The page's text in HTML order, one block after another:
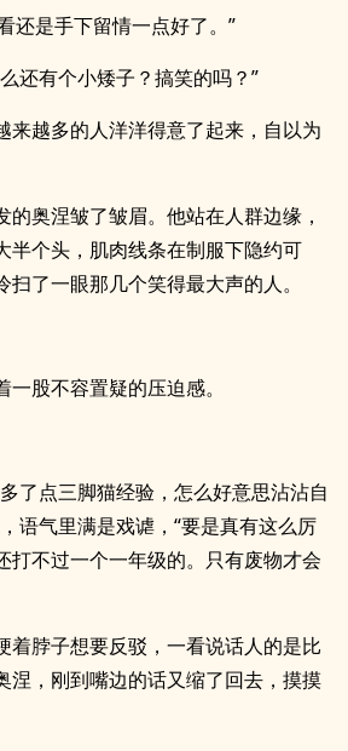
还是手下留情一点好了。”
还有个小矮子？搞笑的吗？”
来越多的人洋洋得意了起来，自以为
的奥涅皱了皱眉。他站在人群边缘，
半个头，肌肉线条在制服下隐约可
扫了一眼那几个笑得最大声的人。
股不容置疑的压迫感。
了点三脚猫经验，怎么好意思沾沾自
语气里满是戏谑，“要是真有这么厉
打不过一个一年级的。只有废物才会
着脖子想要反驳，一看说话人的是比
涅，刚到嘴边的话又缩了回去，摸摸